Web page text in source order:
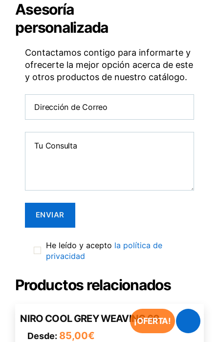
Asesoría
personalizada
Contactamos contigo para informarte y
ofrecerte la mejor opción acerca de este
y otros productos de nuestro catálogo.
He leído y acepto la política de
privacidad
Productos relacionados
¡OFERTA!
NIRO COOL GREY WEAVING 60
Desde: 85,00€
Este
tiene